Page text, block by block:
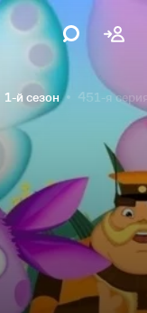
1-й сезон 451-я